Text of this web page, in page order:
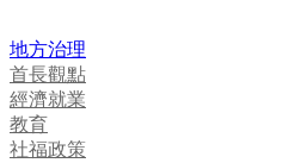
地方治理
首長觀點
經濟就業
教育
社福政策